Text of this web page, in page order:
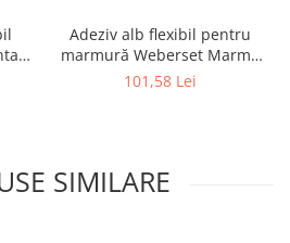
/
Adeziv alb flexibil pentru
marmură Weberset Marmo
Plus, 25 kg
101,58 Lei
SIMILARE